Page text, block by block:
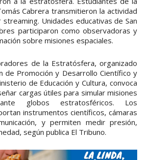
Cabrera transmitieron la actividad
Unidades educativas de San
participaron como observadoras y
sobre misiones espaciales.
de la Estratósfera, organizado
de Promoción y Desarrollo Científico y
de Educación y Cultura, convoca
cargas útiles para simular misiones
globos estratosféricos. Los
instrumentos científicos, cámaras
y permiten medir presión,
según publica El Tribuno.